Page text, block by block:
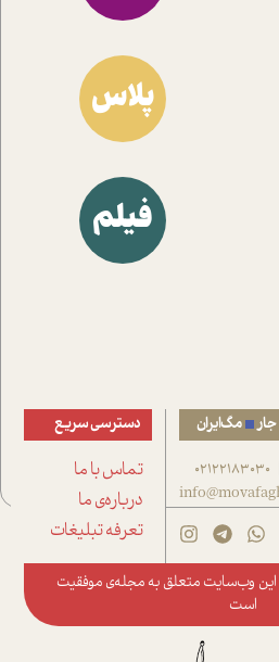
پلاس
فیلم
جار مگ‌ایران
02122183030
دسترسی سریع
تماس با ما
درباره‌ی ما
تعرفه تبلیغات
وب‌سایت متعلق به مجله‌ی موفقیت
است